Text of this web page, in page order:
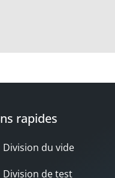
rapides
Division du vide
Division de test